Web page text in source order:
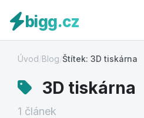
bigg.cz
Úvod Blog Štítek: 3D tiskárna
3D tiskárna
1 článek